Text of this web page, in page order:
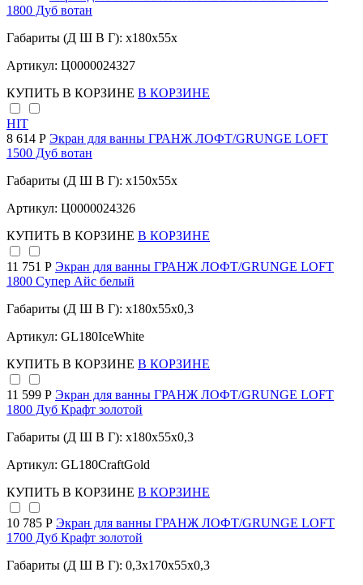
1800 Дуб вотан
Габариты (Д Ш В Г): x180x55x
Артикул: Ц0000024327
КУПИТЬ В КОРЗИНЕ В КОРЗИНЕ
HIT
8 614 Р Экран для ванны ГРАНЖ ЛОФТ/GRUNGE LOFT
1500 Дуб вотан
Габариты (Д Ш В Г): x150x55x
Артикул: Ц0000024326
КУПИТЬ В КОРЗИНЕ В КОРЗИНЕ
11 751 Р Экран для ванны ГРАНЖ ЛОФТ/GRUNGE LOFT
1800 Супер Айс белый
Габариты (Д Ш В Г): x180x55x0,3
Артикул: GL180IceWhite
КУПИТЬ В КОРЗИНЕ В КОРЗИНЕ
11 599 Р Экран для ванны ГРАНЖ ЛОФТ/GRUNGE LOFT
1800 Дуб Крафт золотой
Габариты (Д Ш В Г): x180x55x0,3
Артикул: GL180CraftGold
КУПИТЬ В КОРЗИНЕ В КОРЗИНЕ
10 785 Р Экран для ванны ГРАНЖ ЛОФТ/GRUNGE LOFT
1700 Дуб Крафт золотой
Габариты (Д Ш В Г): 0,3x170x55x0,3